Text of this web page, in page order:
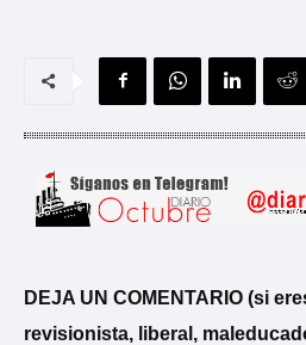
DEJA UN COMENTARIO (si
revisionista, liberal,